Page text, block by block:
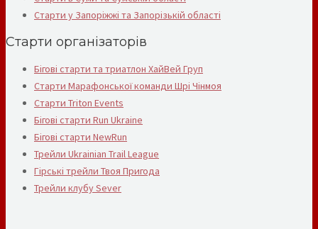
Старти у Запоріжжі та Запорізькій області
Старти організаторів
Бігові старти та триатлон ХайВей Груп
Старти Марафонської команди Шрі Чінмоя
Старти Triton Events
Бігові старти Run Ukraine
Бігові старти NewRun
Трейли Ukrainian Trail League
Гірські трейли Твоя Пригода
Трейли клубу Sever